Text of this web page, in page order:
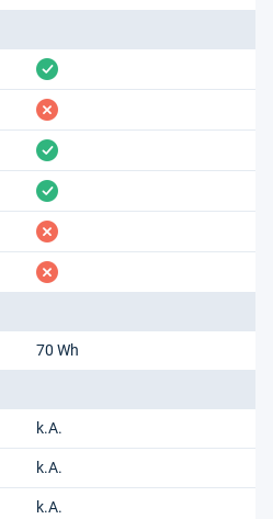
vorhanden
fehlt
vorhanden
vorhanden
fehlt
fehlt
70 Wh
k.A.
k.A.
k.A.